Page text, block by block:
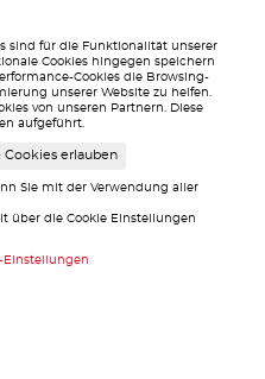
FuPa
TikTok
sind für die Funktionalität unserer
Cookies hingegen speichern
Cookies die Browsing-
unserer Website zu helfen.
von unseren Partnern. Diese
aufgeführt.
Cookies erlauben
Sie mit der Verwendung aller
über die Cookie Einstellungen
Einstellungen